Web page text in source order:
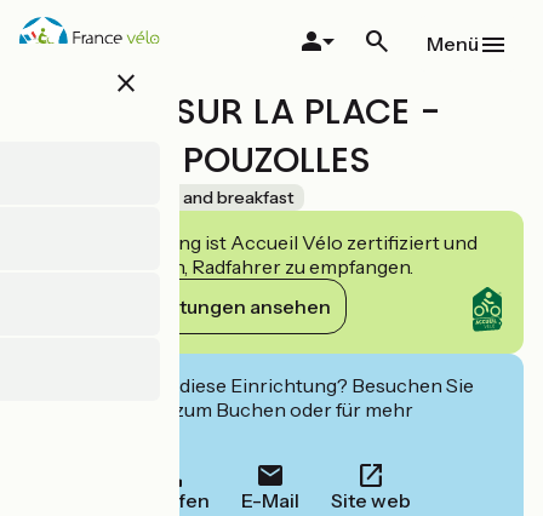
Direkt
zum
close
Menü
DES LITS SUR LA PLACE -
TERRE DE POUZOLLES
Bed and breakfast
Diese Einrichtung ist Accueil Vélo zertifiziert und
verpflichtet sich, Radfahrer zu empfangen.
Ihre Verpflichtungen ansehen
Interessiert Sie diese Einrichtung? Besuchen Sie
deren Website zum Buchen oder für mehr
Anrufen E-Mail Site web